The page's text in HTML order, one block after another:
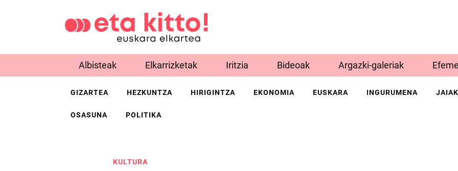
Albisteak Elkarrizketak Iritzia Bideoak Argazki-galeriak
GIZARTEA HEZKUNTZA HIRIGINTZA EKONOMIA EUSKARA INGURUMENA JAIAK
OSASUNA POLITIKA
KULTURA